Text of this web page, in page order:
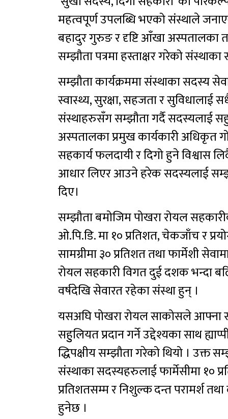
महत्वपूर्ण उपलब्धि भएको संस्थाले
बहादुर गुरुङ र दृष्टि आँखा अस्पतालका
सम्झौता पत्रमा हस्ताक्षर गरेको
सम्झौता कार्यक्रममा संस्थाका
स्वास्थ्य, सुरक्षा, सहजता र सुविधालाई
संस्थाहरुसँग सम्झौता गर्दै सदस्यलाई
अस्पतालका प्रमुख कार्यकारी अधिकृत
सहकार्य फलदायी र दिगो हुने
आधार लिएर आउने हरेक सदस्यलाई
दिए।
सम्झौता बमोजिम पोखरा रोयल
ओ.पि.डि. मा १० प्रतिशत, चेकजाँच र
सामग्रीमा ३० प्रतिशत तथा फार्मेशी
रोयल सहकारी विगत दुई दशक भन्दा
वर्षदेखि सेवारत रहेका संस्था हुन् ।
यसअघि पोखरा रोयल साकोसले आफ्ना
सहुुलियत प्रदान गर्ने उद्देश्यका साथ
द्धिपक्षीय सम्झौता गरेको थियो । उक्त
संस्थाका सदस्यहरुलाई फार्मेसीमा १०
प्रतिशतसम्म र निशुल्क दन्त परामर्श
हुनेछ ।